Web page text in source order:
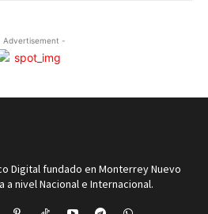
Advertisement -
Digital fundado en Monterrey Nuevo
a nivel Nacional e Internacional.